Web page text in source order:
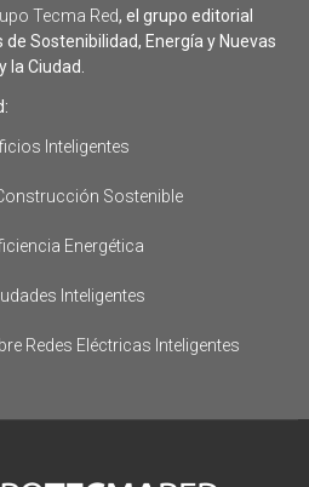
Tecma Red, el grupo editorial
Sostenibilidad, Energía y Nuevas
la Ciudad.
Inteligentes
Sostenible
Energética
Inteligentes
Redes Eléctricas Inteligentes